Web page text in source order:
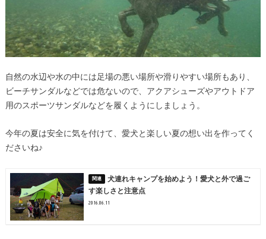
自然の水辺や水の中には足場の悪い場所や滑りやすい場所もあり、
ビーチサンダルなどでは危ないので、アクアシューズやアウトドア
用のスポーツサンダルなどを履くようにしましょう。
今年の夏は安全に気を付けて、愛犬と楽しい夏の想い出を作ってく
ださいね♪
犬連れキャンプを始めよう！愛犬と外で過ご
す楽しさと注意点
2016.06.11